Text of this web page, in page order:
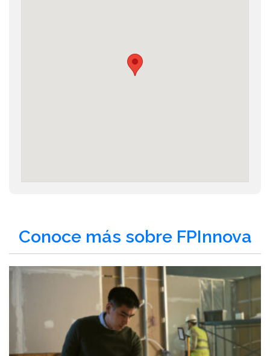
Conoce más sobre FPInnova